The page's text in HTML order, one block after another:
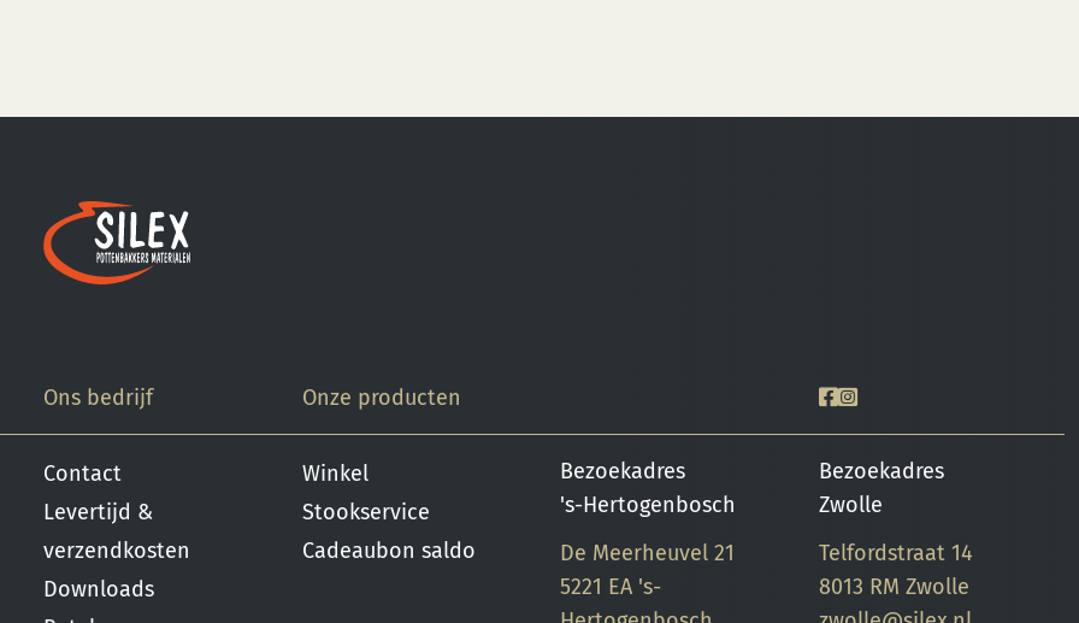
Ons bedrijf
Contact
Levertijd &
verzendkosten
Downloads
Onze producten
Winkel
Stookservice
Cadeaubon saldo
Bezoekadres
's-Hertogenbosch
De Meerheuvel 21
5221 EA 's-
Bezoekadres
Zwolle
Telfordstraat 14
8013 RM Zwolle